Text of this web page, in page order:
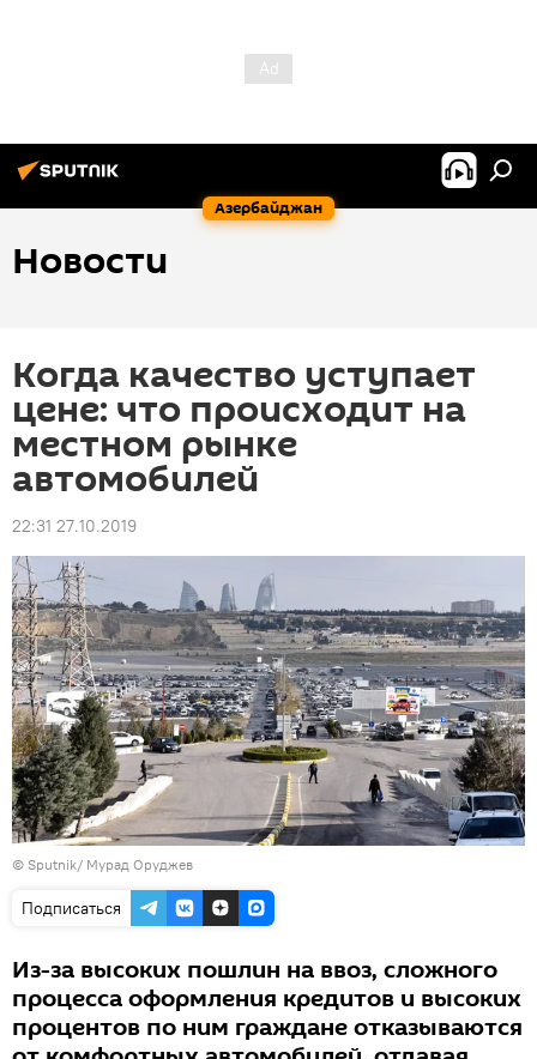
Азербайджан
Новости
Когда качество уступает
цене: что происходит на
местном рынке
автомобилей
22:31 27.10.2019
© Sputnik/ Мурад Оруджев
Подписаться
Из-за высоких пошлин на ввоз, сложного
процесса оформления кредитов и высоких
процентов по ним граждане отказываются